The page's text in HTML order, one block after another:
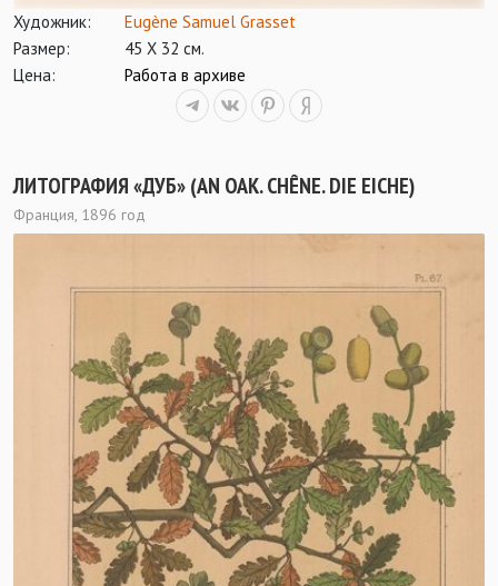
Художник:
Eugène Samuel Grasset
Размер:
45 Х 32 см.
Цена:
Работа в архиве
ЛИТОГРАФИЯ «ДУБ» (AN OAK. CHÊNE. DIE EICHE)
Франция, 1896 год